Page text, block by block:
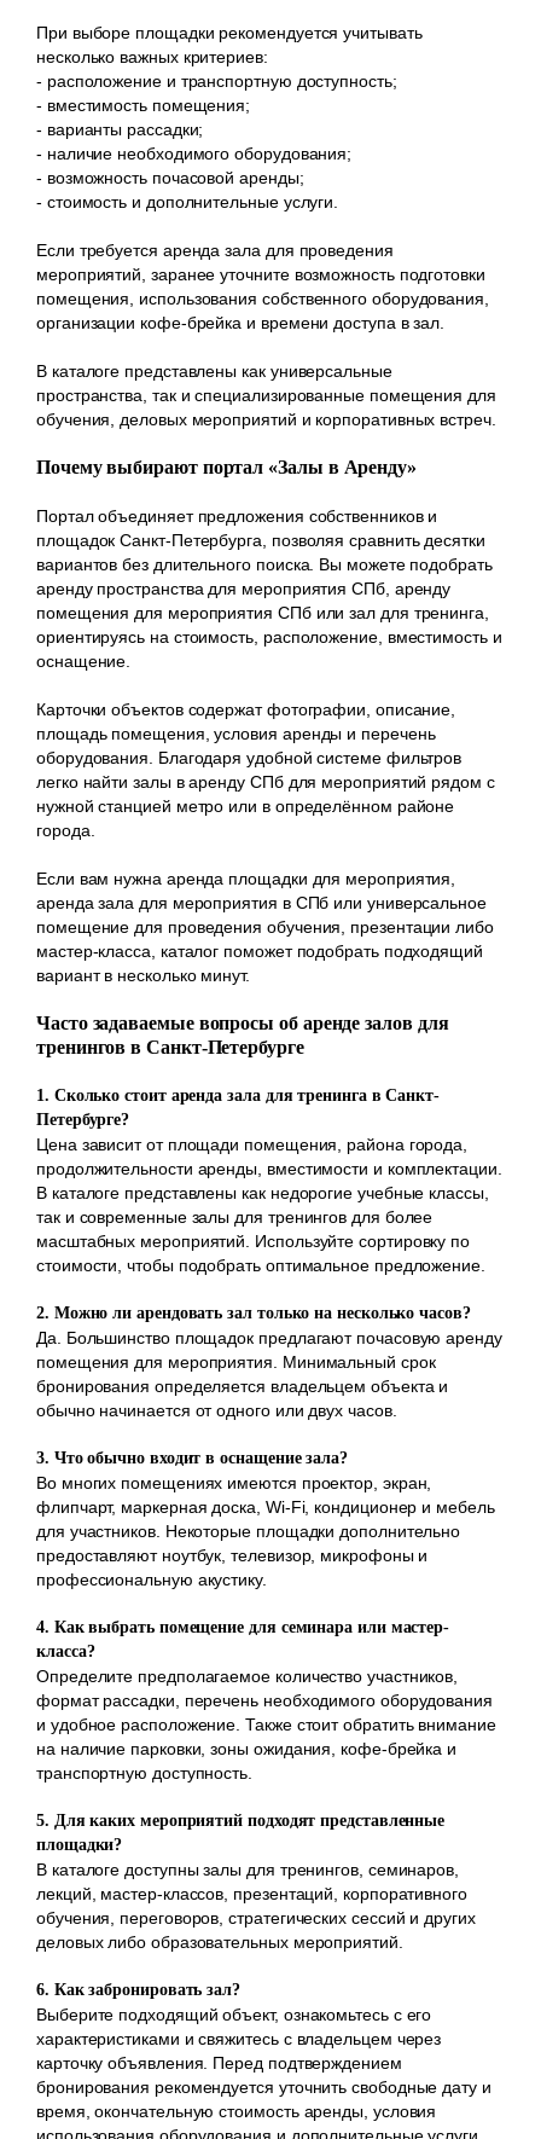
При выборе площадки рекомендуется учитывать
несколько важных критериев:
- расположение и транспортную доступность;
- вместимость помещения;
- варианты рассадки;
- наличие необходимого оборудования;
- возможность почасовой аренды;
- стоимость и дополнительные услуги.
Если требуется аренда зала для проведения
мероприятий, заранее уточните возможность подготовки
помещения, использования собственного оборудования,
организации кофе-брейка и времени доступа в зал.
В каталоге представлены как универсальные
пространства, так и специализированные помещения для
обучения, деловых мероприятий и корпоративных встреч.
Почему выбирают портал «Залы в Аренду»
Портал объединяет предложения собственников и
площадок Санкт-Петербурга, позволяя сравнить десятки
вариантов без длительного поиска. Вы можете подобрать
аренду пространства для мероприятия СПб, аренду
помещения для мероприятия СПб или зал для тренинга,
ориентируясь на стоимость, расположение, вместимость и
оснащение.
Карточки объектов содержат фотографии, описание,
площадь помещения, условия аренды и перечень
оборудования. Благодаря удобной системе фильтров
легко найти залы в аренду СПб для мероприятий рядом с
нужной станцией метро или в определённом районе
города.
Если вам нужна аренда площадки для мероприятия,
аренда зала для мероприятия в СПб или универсальное
помещение для проведения обучения, презентации либо
мастер-класса, каталог поможет подобрать подходящий
вариант в несколько минут.
Часто задаваемые вопросы об аренде залов для
тренингов в Санкт-Петербурге
1. Сколько стоит аренда зала для тренинга в Санкт-
Петербурге?
Цена зависит от площади помещения, района города,
продолжительности аренды, вместимости и комплектации.
В каталоге представлены как недорогие учебные классы,
так и современные залы для тренингов для более
масштабных мероприятий. Используйте сортировку по
стоимости, чтобы подобрать оптимальное предложение.
2. Можно ли арендовать зал только на несколько часов?
Да. Большинство площадок предлагают почасовую аренду
помещения для мероприятия. Минимальный срок
бронирования определяется владельцем объекта и
обычно начинается от одного или двух часов.
3. Что обычно входит в оснащение зала?
Во многих помещениях имеются проектор, экран,
флипчарт, маркерная доска, Wi-Fi, кондиционер и мебель
для участников. Некоторые площадки дополнительно
предоставляют ноутбук, телевизор, микрофоны и
профессиональную акустику.
4. Как выбрать помещение для семинара или мастер-
класса?
Определите предполагаемое количество участников,
формат рассадки, перечень необходимого оборудования
и удобное расположение. Также стоит обратить внимание
на наличие парковки, зоны ожидания, кофе-брейка и
транспортную доступность.
5. Для каких мероприятий подходят представленные
площадки?
В каталоге доступны залы для тренингов, семинаров,
лекций, мастер-классов, презентаций, корпоративного
обучения, переговоров, стратегических сессий и других
деловых либо образовательных мероприятий.
6. Как забронировать зал?
Выберите подходящий объект, ознакомьтесь с его
характеристиками и свяжитесь с владельцем через
карточку объявления. Перед подтверждением
бронирования рекомендуется уточнить свободные дату и
время, окончательную стоимость аренды, условия
использования оборудования и дополнительные услуги.